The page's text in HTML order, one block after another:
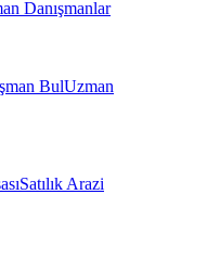
Danışmanlar
BulUzman
Satılık Arazi